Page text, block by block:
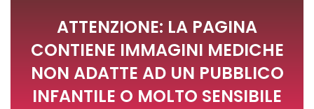
ATTENZIONE: LA PAGINA
CONTIENE IMMAGINI MEDICHE
NON ADATTE AD UN PUBBLICO
INFANTILE O MOLTO SENSIBILE